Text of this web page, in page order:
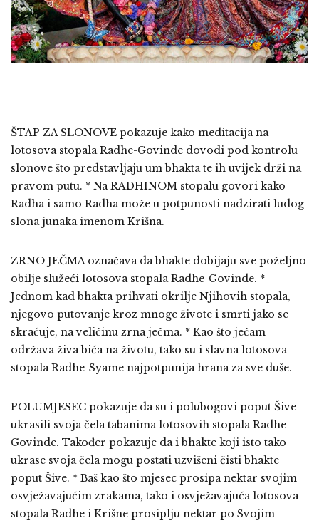
ŠTAP ZA SLONOVE pokazuje kako meditacija na
lotosova stopala Radhe-Govinde dovodi pod kontrolu
slonove što predstavljaju um bhakta te ih uvijek drži na
pravom putu. * Na RADHINOM stopalu govori kako
Radha i samo Radha može u potpunosti nadzirati ludog
slona junaka imenom Krišna.
ZRNO JEČMA označava da bhakte dobijaju sve poželjno
obilje služeći lotosova stopala Radhe-Govinde. *
Jednom kad bhakta prihvati okrilje Njihovih stopala,
njegovo putovanje kroz mnoge živote i smrti jako se
skraćuje, na veličinu zrna ječma. * Kao što ječam
održava živa bića na životu, tako su i slavna lotosova
stopala Radhe-Syame najpotpunija hrana za sve duše.
POLUMJESEC pokazuje da su i polubogovi poput Šive
ukrasili svoja čela tabanima lotosovih stopala Radhe-
Govinde. Također pokazuje da i bhakte koji isto tako
ukrase svoja čela mogu postati uzvišeni čisti bhakte
poput Šive. * Baš kao što mjesec prosipa nektar svojim
osvježavajućim zrakama, tako i osvježavajuća lotosova
stopala Radhe i Krišne prosiplju nektar po Svojim